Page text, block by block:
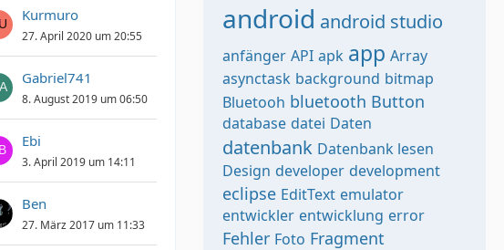
Kurmuro
27. April 2020 um 20:55
Gabriel741
8. August 2019 um 06:50
Ebi
3. April 2019 um 14:11
Ben
27. März 2017 um 11:33
android android studio
anfänger API apk app Array
asynctask background bitmap
Bluetooh bluetooth Button
database datei Daten
datenbank Datenbank lesen
Design developer development
eclipse EditText emulator
entwickler entwicklung error
Fehler Foto Fragment